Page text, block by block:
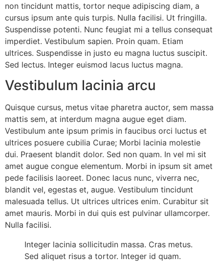
non tincidunt mattis, tortor neque adipiscing diam, a
cursus ipsum ante quis turpis. Nulla facilisi. Ut fringilla.
Suspendisse potenti. Nunc feugiat mi a tellus consequat
imperdiet. Vestibulum sapien. Proin quam. Etiam
ultrices. Suspendisse in justo eu magna luctus suscipit.
Sed lectus. Integer euismod lacus luctus magna.
Vestibulum lacinia arcu
Quisque cursus, metus vitae pharetra auctor, sem massa
mattis sem, at interdum magna augue eget diam.
Vestibulum ante ipsum primis in faucibus orci luctus et
ultrices posuere cubilia Curae; Morbi lacinia molestie
dui. Praesent blandit dolor. Sed non quam. In vel mi sit
amet augue congue elementum. Morbi in ipsum sit amet
pede facilisis laoreet. Donec lacus nunc, viverra nec,
blandit vel, egestas et, augue. Vestibulum tincidunt
malesuada tellus. Ut ultrices ultrices enim. Curabitur sit
amet mauris. Morbi in dui quis est pulvinar ullamcorper.
Nulla facilisi.
Integer lacinia sollicitudin massa. Cras metus.
Sed aliquet risus a tortor. Integer id quam.